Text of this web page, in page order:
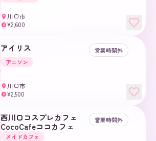
川口市
¥ ¥2,600
アイリス
営業時間外
アニソン
川口市
¥ ¥2,500
西川口コスプレカフェ
CocoCafeココカフェ
営業時間外
メイドカフェ